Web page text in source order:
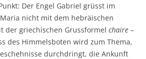
Der Engel Gabriel grüsst im
nicht mit dem hebräischen
der griechischen Grussformel chaire –
des Himmelsboten wird zum Thema,
durchdringt, die Ankunft